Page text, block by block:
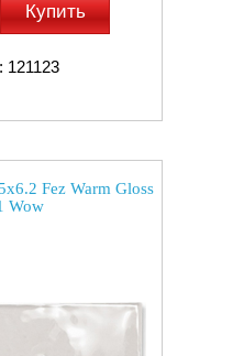
Купить
121123
Fez Warm Gloss
Wow